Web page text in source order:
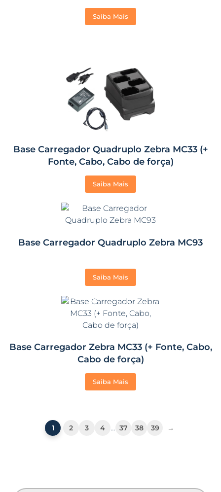
Saiba Mais
Base Carregador Quadruplo Zebra MC33 (+
Fonte, Cabo, Cabo de força)
Saiba Mais
Base Carregador Quadruplo Zebra MC93
Saiba Mais
Base Carregador Zebra MC33 (+ Fonte, Cabo,
Cabo de força)
Saiba Mais
1 2 3 4 … 37 38 39 →